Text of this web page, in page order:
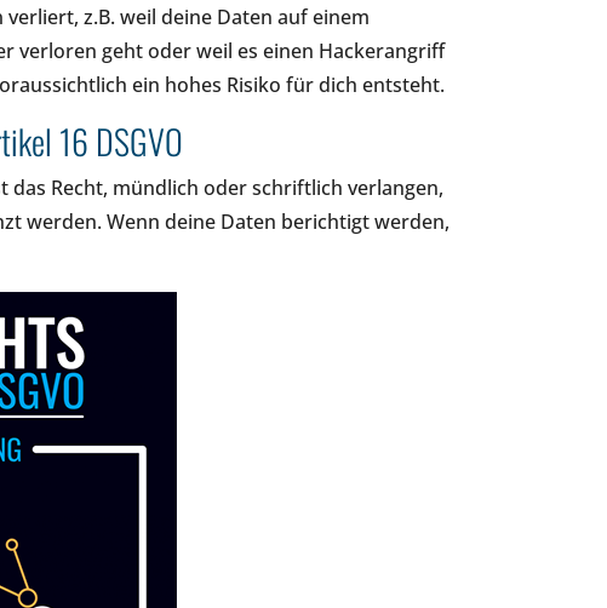
z.B. weil deine Daten auf einem
verloren geht oder weil es einen Hackerangriff
ein hohes Risiko für dich entsteht.
16 DSGVO
Recht, mündlich oder schriftlich verlangen,
werden. Wenn deine Daten berichtigt werden,